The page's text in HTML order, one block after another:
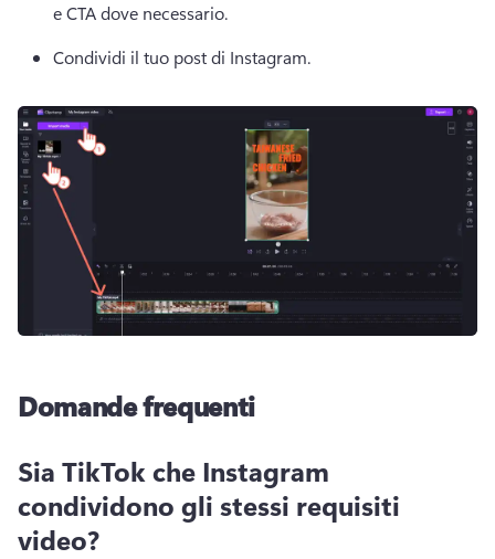
e CTA dove necessario.
Condividi il tuo post di Instagram.
Domande frequenti
Sia TikTok che Instagram
condividono gli stessi requisiti
video?